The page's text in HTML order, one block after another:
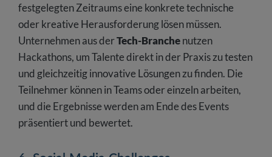
festgelegten Zeitraums eine konkrete technische
oder kreative Herausforderung lösen müssen.
Unternehmen aus derTech-Branchenutzen
Hackathons, um Talente direkt in der Praxis zu testen
und gleichzeitig innovative Lösungen zu finden. Die
Teilnehmer können in Teams oder einzeln arbeiten,
und die Ergebnisse werden am Ende des Events
präsentiert und bewertet.